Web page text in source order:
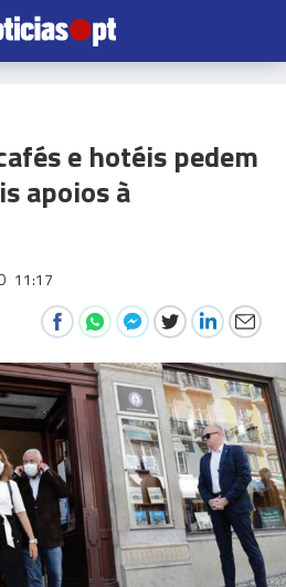
e hotéis pedem
apoios à
11:17